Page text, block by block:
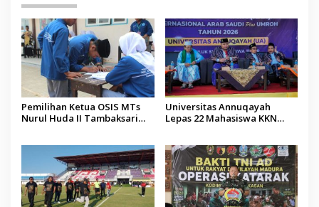
Pemilihan Ketua OSIS MTs
Nurul Huda II Tambaksari
Universitas Annuqayah
Lepas 22 Mahasiswa KKN